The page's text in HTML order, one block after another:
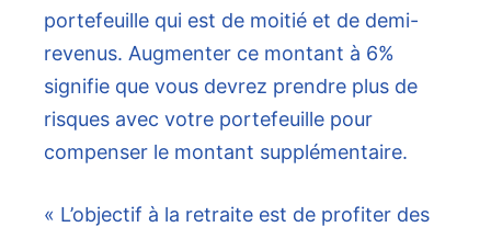
portefeuille qui est de moitié et de demi-
revenus. Augmenter ce montant à 6%
signifie que vous devrez prendre plus de
risques avec votre portefeuille pour
compenser le montant supplémentaire.
« L’objectif à la retraite est de profiter des